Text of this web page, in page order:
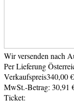
Wir versenden nach
Per Lieferung
Verkaufspreis340,00 €
MwSt.-Betrag: 30,91
Ticket: